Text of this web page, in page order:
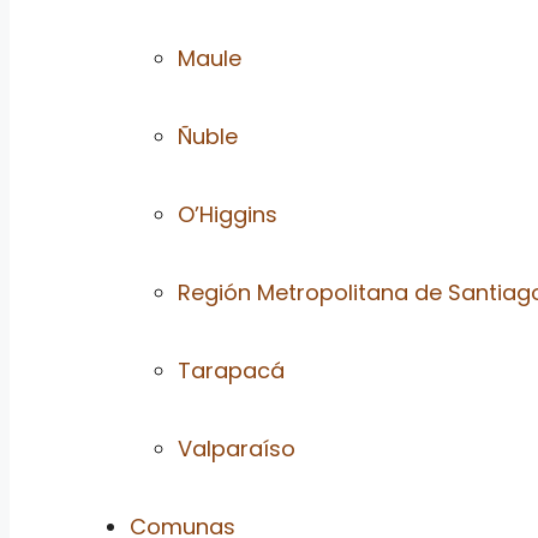
Maule
Ñuble
O’Higgins
Región Metropolitana de
Tarapacá
Valparaíso
Comunas